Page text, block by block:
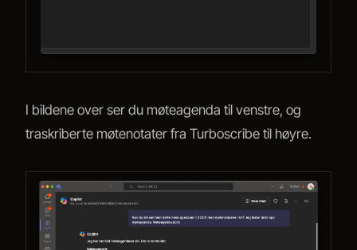
I bildene over ser du møteagenda til venstre, og
traskriberte møtenotater fra Turboscribe til høyre.